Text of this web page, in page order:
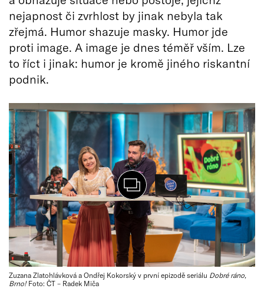
nejapnost či zvrhlost by jinak nebyla tak
zřejmá. Humor shazuje masky. Humor jde
proti image. A image je dnes téměř vším. Lze
to říct i jinak: humor je kromě jiného riskantní
podnik.
Zuzana Zlatohlávková a Ondřej Kokorský v první epizodě seriálu Dobré ráno,
Brno!Foto: ČT – Radek Miča